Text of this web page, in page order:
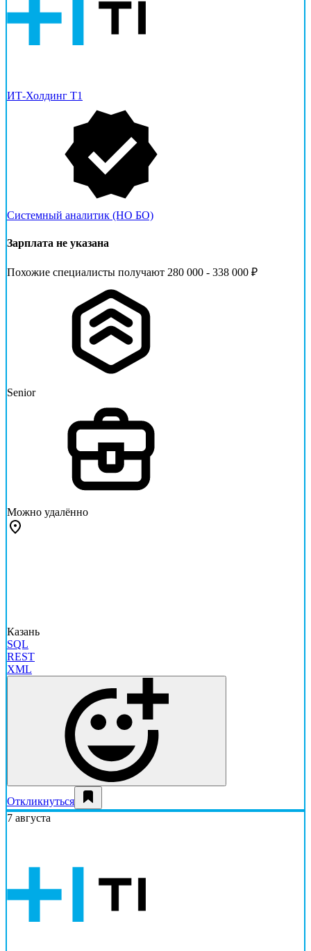
ИТ-Холдинг Т1
Системный аналитик (НО БО)
Зарплата не указана
Похожие специалисты получают 280 000 - 338 000 ₽
Senior
Можно удалённо
Казань
SQL
REST
XML
Откликнуться
7 августа